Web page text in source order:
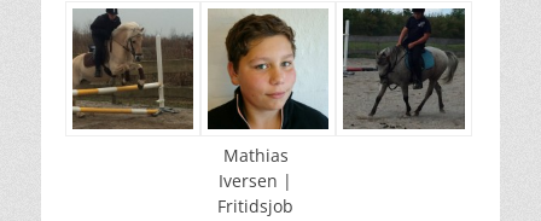
Mathias
Iversen |
Fritidsjob